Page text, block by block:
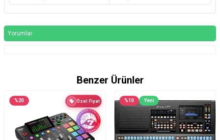
Yorumlar
Benzer Ürünler
%20 Özel Fiyat %10 Yeni